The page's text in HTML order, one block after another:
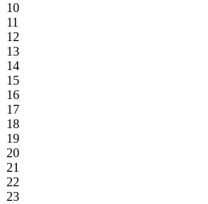
10
11
12
13
14
15
16
17
18
19
20
21
22
23